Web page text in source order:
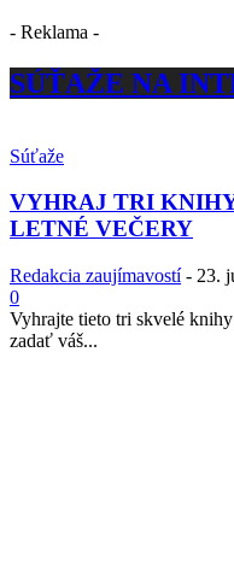
- Reklama -
SÚŤAŽE NA
Súťaže
VYHRAJ TRI
LETNÉ VEČERY
Redakcia zaujímavostí - 23.
0
Vyhrajte tieto tri skvelé
zadať váš...